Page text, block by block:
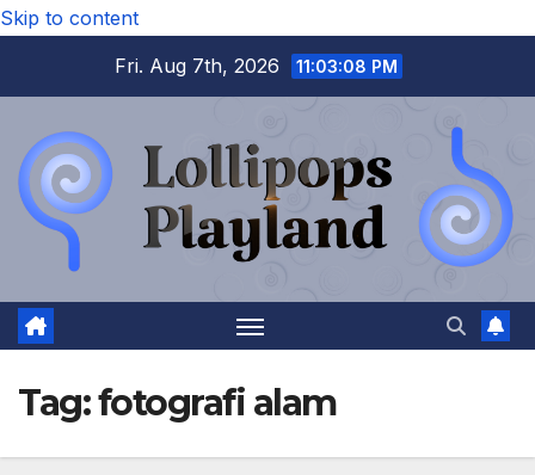
Skip to content
Fri. Aug 7th, 2026
11:03:09 PM
Tag:fotografi alam